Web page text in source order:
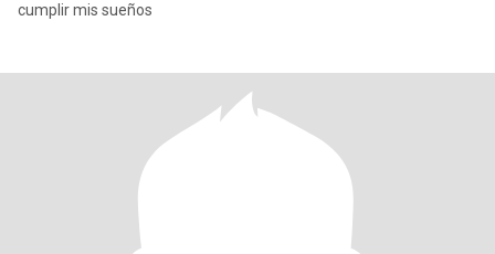
cumplir mis sueños